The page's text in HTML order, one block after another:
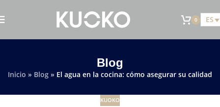
0 ES
Blog
Inicio » Blog » El agua en la cocina: cómo asegurar su calidad
KUOKO